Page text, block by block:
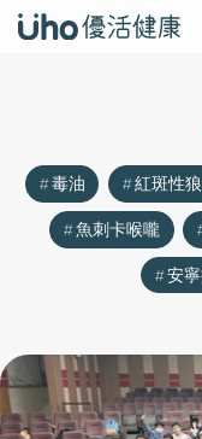
毒油 紅斑性
魚刺卡喉嚨
安